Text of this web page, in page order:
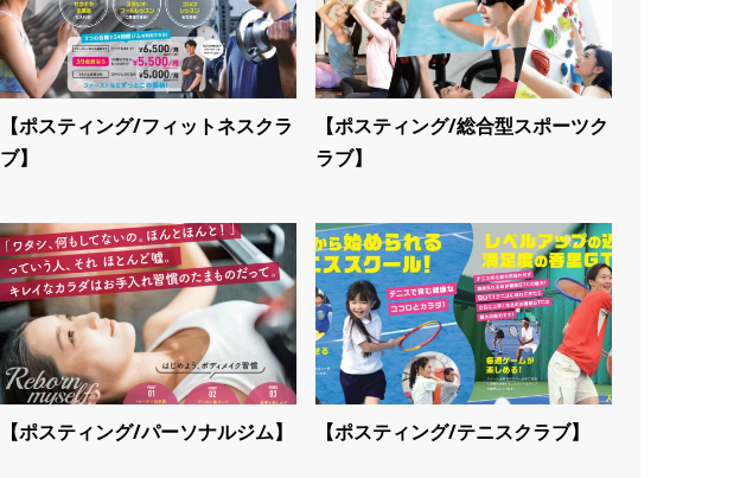
【ポスティング/フィットネスクラ
ブ】
【ポスティング/総合型スポーツク
ラブ】
【ポスティング/パーソナルジム】 【ポスティング/テニスクラブ】